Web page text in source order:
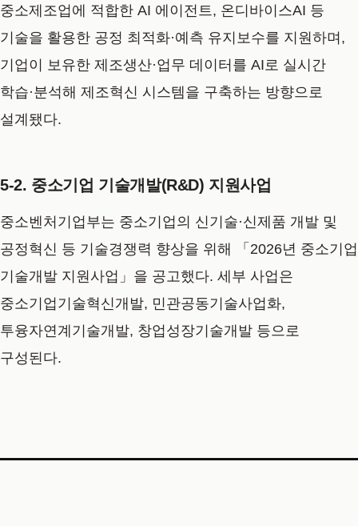
중소제조업에 적합한 AI 에이전트, 온디바이스AI 등
기술을 활용한 공정 최적화·예측 유지보수를 지원하며,
기업이 보유한 제조생산·업무 데이터를 AI로 실시간
학습·분석해 제조혁신 시스템을 구축하는 방향으로
설계됐다.
5-2. 중소기업 기술개발(R&D) 지원사업
중소벤처기업부는 중소기업의 신기술·신제품 개발 및
공정혁신 등 기술경쟁력 향상을 위해 「2026년 중소기업
기술개발 지원사업」을 공고했다. 세부 사업은
중소기업기술혁신개발, 민관공동기술사업화,
투융자연계기술개발, 창업성장기술개발 등으로
구성된다.